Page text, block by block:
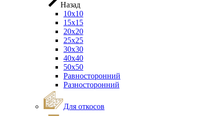
Назад
10х10
15х15
20х20
25х25
30х30
40х40
50х50
Равносторонний
Разносторонний
Для откосов